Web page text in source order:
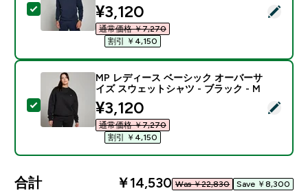
この商品を選択 - MP メンズ レスト デー パーカー -
discounted price
¥3,120‎
通常価格 ￥7,270‎
割引 ￥4,150‎
この商品を選択 - MP レディース ベーシック オーバ
MP レディース ベーシック オーバーサ
イズ スウェットシャツ - ブラック - M
discounted price
¥3,120‎
通常価格 ￥7,270‎
割引 ￥4,150‎
合計 ￥14,530‎ Was ￥22,830‎ Save ￥8,300‎